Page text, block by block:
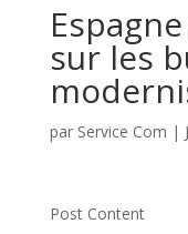
sur les
par Service Com |
Post Content